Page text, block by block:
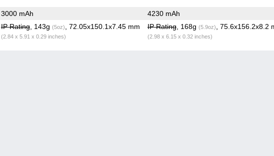
3000 mAh 4230 mAh
IP Rating, 143g (5oz) , 72.05x150.1x7.45 mm
(2.84 x 5.91 x 0.29 inches)
IP Rating, 168g (5.9oz) , 75.6x156.2x8.2
(2.98 x 6.15 x 0.32 inches)